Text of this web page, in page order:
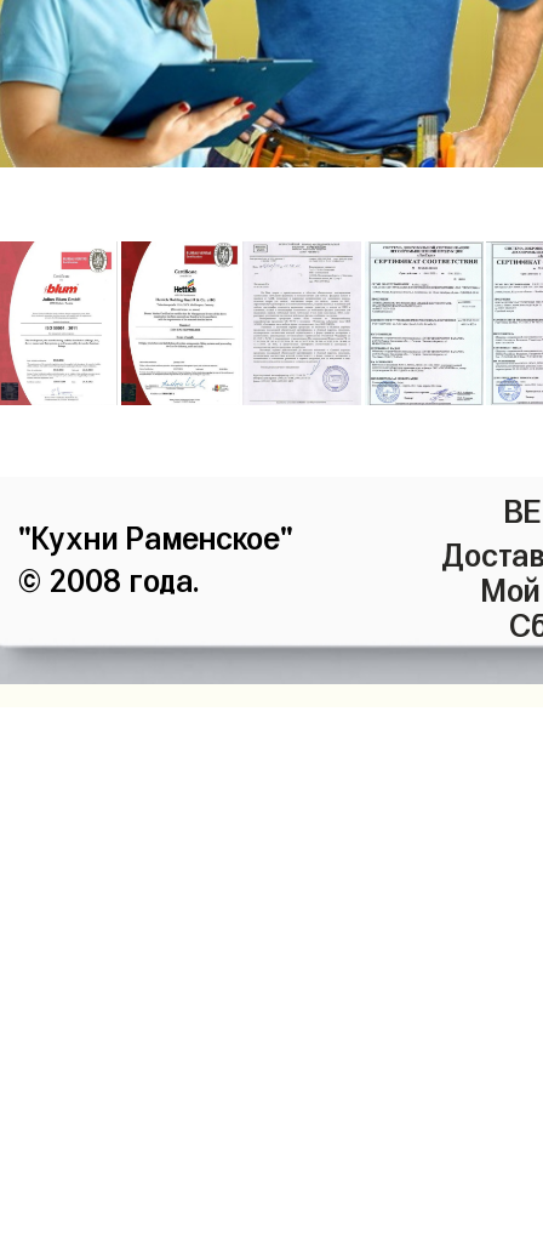
"Кухни Раменское"
© 2008 года.